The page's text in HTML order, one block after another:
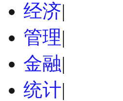
经济|
管理|
金融|
统计|